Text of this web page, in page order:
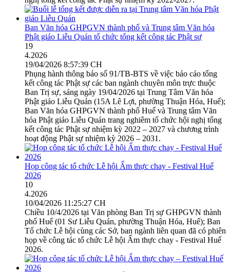
Ban Văn hóa GHPGVN thành phố và Trung tâm Văn hóa
Phật giáo Liễu Quán tổ chức tổng kết công tác Phật sự
19
4.2026
19/04/2026 8:57:39 CH
Phụng hành thông báo số 91/TB-BTS về việc báo cáo tổng
kết công tác Phật sự các ban ngành chuyên môn trực thuộc
Ban Trị sự, sáng ngày 19/04/2026 tại Trung Tâm Văn hóa
Phật giáo Liễu Quán (15A Lê Lợi, phường Thuận Hóa, Huế);
Ban Văn hóa GHPGVN thành phố Huế và Trung tâm Văn
hóa Phật giáo Liễu Quán trang nghiêm tổ chức hội nghị tổng
kết công tác Phật sự nhiệm kỳ 2022 – 2027 và chương trình
hoạt động Phật sự nhiệm kỳ 2026 – 2031.
Họp công tác tổ chức Lễ hội Ẩm thực chay - Festival Huế
2026
10
4.2026
10/04/2026 11:25:27 CH
Chiều 10/4/2026 tại Văn phòng Ban Trị sự GHPGVN thành
phố Huế (01 Sư Liễu Quán, phường Thuận Hóa, Huế); Ban
Tổ chức Lễ hội cùng các Sở, ban ngành liên quan đã có phiên
họp về công tác tổ chức Lễ hội Ẩm thực chay - Festival Huế
2026.